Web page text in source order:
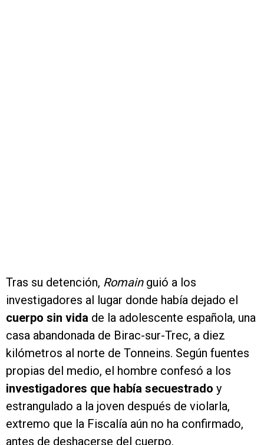
Tras su detención, Romain guió a los
investigadores al lugar donde había dejado el
cuerpo sin vida de la adolescente española, una
casa abandonada de Birac-sur-Trec, a diez
kilómetros al norte de Tonneins. Según fuentes
propias del medio, el hombre confesó a los
investigadores que había secuestrado y
estrangulado a la joven después de violarla,
extremo que la Fiscalía aún no ha confirmado,
antes de deshacerse del cuerpo.